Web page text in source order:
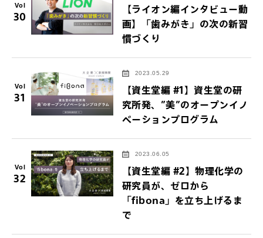
Vol
30
【ライオン編インタビュー動
画】「歯みがき」の次の新習
慣づくり
Vol
31
2023.05.29
【資生堂編 #1】資生堂の研
究所発、”美”のオープンイノ
ベーションプログラム
Vol
32
2023.06.05
【資生堂編 #2】物理化学の
研究員が、ゼロから
「fibona」を立ち上げるま
で